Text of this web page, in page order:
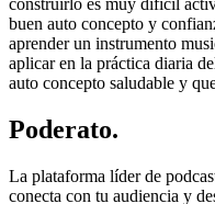
buen auto concepto y
aprender un instrumento
aplicar en la práctica diaria
auto concepto saludable y
Poderato.
La plataforma líder de
conecta con tu audiencia y